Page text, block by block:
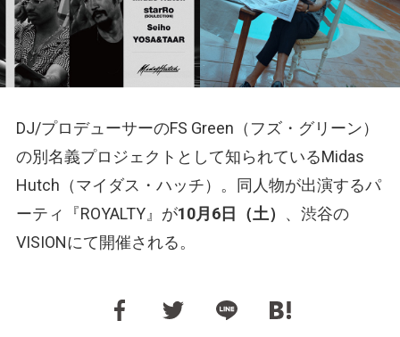
DJ/プロデューサーのFS Green（フズ・グリーン）
の別名義プロジェクトとして知られているMidas
Hutch（マイダス・ハッチ）。同人物が出演するパ
ーティ『ROYALTY』が10月6日（土） 、渋谷の
VISIONにて開催される。